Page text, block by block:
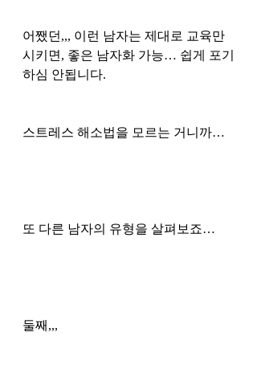
어쨌던,,, 이런 남자는 제대로 교육만
시키면, 좋은 남자화 가능… 쉽게 포기
하심 안됩니다.
스트레스 해소법을 모르는 거니까…
또 다른 남자의 유형을 살펴보죠…
둘째,,,